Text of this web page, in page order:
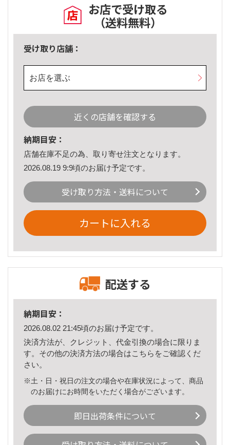
お店で受け取る
（送料無料）
受け取り店舗：
お店を選ぶ
近くの店舗を確認する
納期目安：
店舗在庫不足の為、取り寄せ注文となります。
2026.08.19 9:9頃のお届け予定です。
受け取り方法・送料について
カートに入れる
配送する
納期目安：
2026.08.02 21:45頃のお届け予定です。
決済方法が、クレジット、代金引換の場合に限りま
す。その他の決済方法の場合はこちら をご確認くだ
さい。
※土・日・祝日の注文の場合や在庫状況によって、商品
のお届けにお時間をいただく場合がございます。
即日出荷条件について